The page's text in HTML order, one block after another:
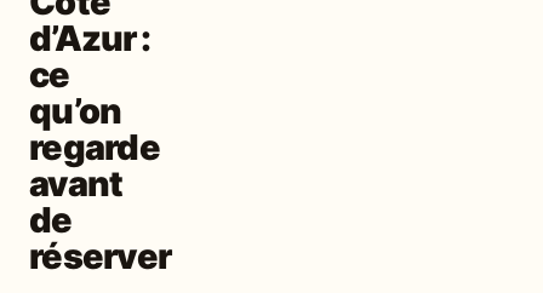
d’Azur :
ce
qu’on
regarde
avant
de
réserver